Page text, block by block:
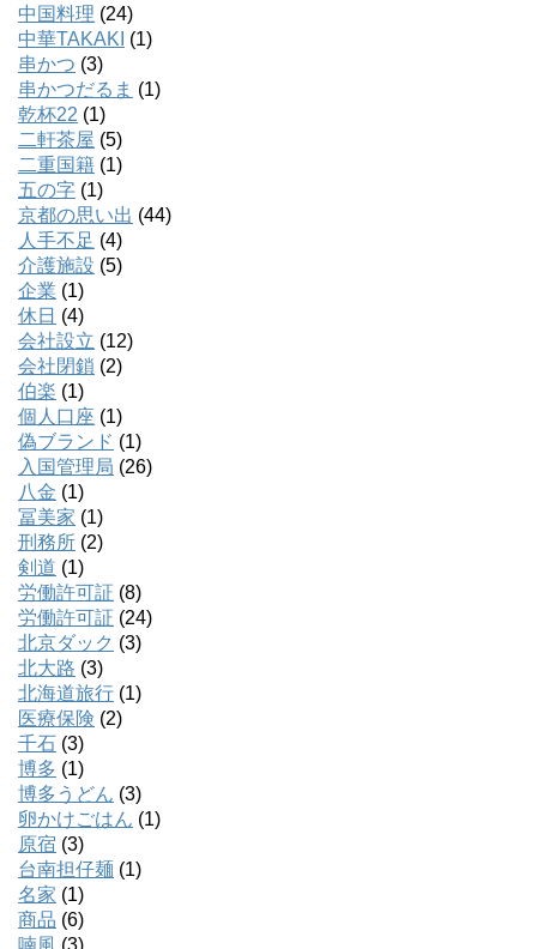
中国料理 (24)
中華TAKAKI (1)
串かつ (3)
串かつだるま (1)
乾杯22 (1)
二軒茶屋 (5)
二重国籍 (1)
五の字 (1)
京都の思い出 (44)
人手不足 (4)
介護施設 (5)
企業 (1)
休日 (4)
会社設立 (12)
会社閉鎖 (2)
伯楽 (1)
個人口座 (1)
偽ブランド (1)
入国管理局 (26)
八金 (1)
冨美家 (1)
刑務所 (2)
剣道 (1)
労働許可証 (8)
労働許可証 (24)
北京ダック (3)
北大路 (3)
北海道旅行 (1)
医療保険 (2)
千石 (3)
博多 (1)
博多うどん (3)
卵かけごはん (1)
原宿 (3)
台南担仔麺 (1)
名家 (1)
商品 (6)
喃風 (3)